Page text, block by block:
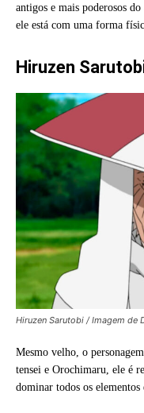
antigos e mais poderosos
ele está com uma forma
Hiruzen
Hiruzen Sarutobi / Imagem de
Mesmo velho, o
tensei e Orochimaru, ele é
dominar todos os elementos